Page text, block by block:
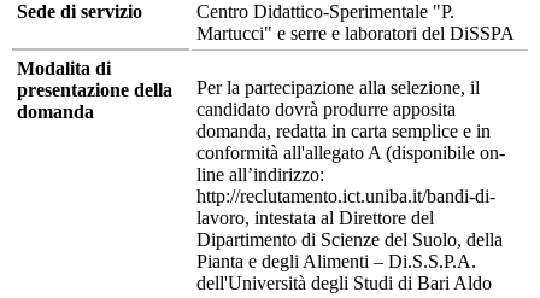
Sede di servizio
Centro Didattico-Sperimentale "P.
Martucci" e serre e laboratori del DiSSPA
Modalita di
presentazione della
domanda
Per la partecipazione alla selezione, il
candidato dovrà produrre apposita
domanda, redatta in carta semplice e in
conformità all'allegato A (disponibile on-
line all’indirizzo:
http://reclutamento.ict.uniba.it/bandi-di-
lavoro, intestata al Direttore del
Dipartimento di Scienze del Suolo, della
Pianta e degli Alimenti – Di.S.S.P.A.
dell'Università degli Studi di Bari Aldo